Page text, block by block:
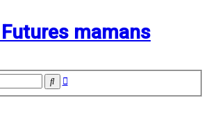
mamans
Rechercher
Recherche